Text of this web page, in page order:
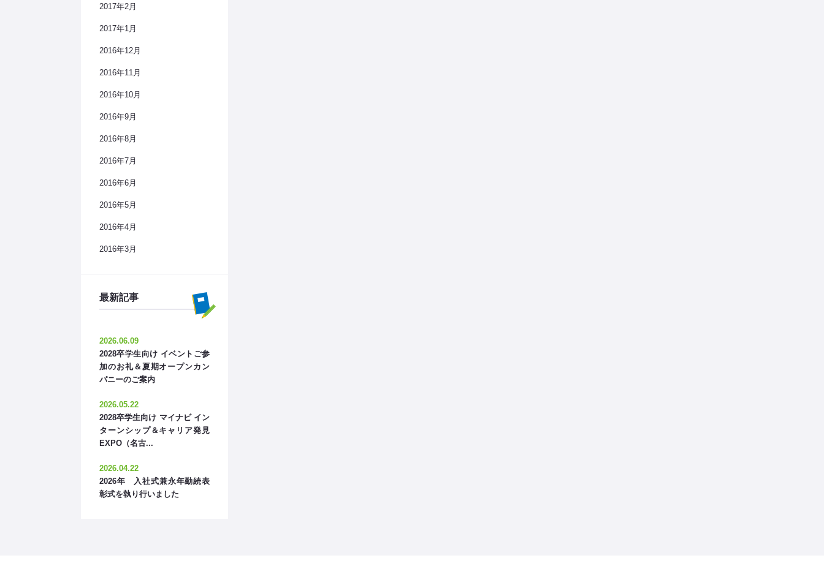
2017年2月
2017年1月
2016年12月
2016年11月
2016年10月
2016年9月
2016年8月
2016年7月
2016年6月
2016年5月
2016年4月
2016年3月
最新記事
2026.06.09
2028卒学生向け イベントご参
加のお礼＆夏期オープンカン
パニーのご案内
2026.05.22
2028卒学生向け マイナビ イン
ターンシップ＆キャリア発見
EXPO（名古...
2026.04.22
2026年 入社式兼永年勤続表
彰式を執り行いました